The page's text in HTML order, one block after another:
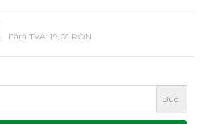
Fără TVA: 19,01 RON
Buc